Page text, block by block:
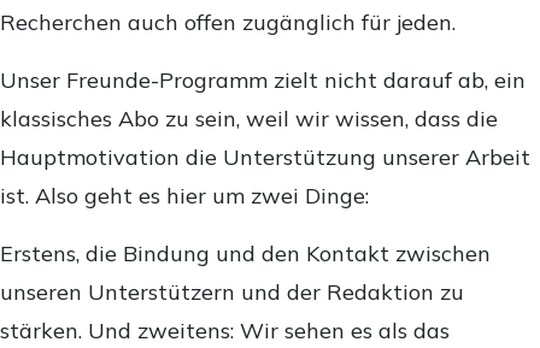
Recherchen auch offen zugänglich für jeden.
Unser Freunde-Programm zielt nicht darauf ab, ein
klassisches Abo zu sein, weil wir wissen, dass die
Hauptmotivation die Unterstützung unserer Arbeit
ist. Also geht es hier um zwei Dinge:
Erstens, die Bindung und den Kontakt zwischen
unseren Unterstützern und der Redaktion zu
stärken. Und zweitens: Wir sehen es als das